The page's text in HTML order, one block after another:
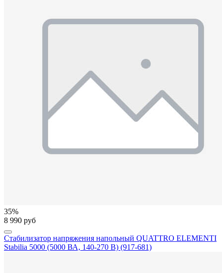
35%
8 990 руб
Стабилизатор напряжения напольный QUATTRO ELEMENTI
Stabilia 5000 (5000 ВА, 140-270 В) (917-681)